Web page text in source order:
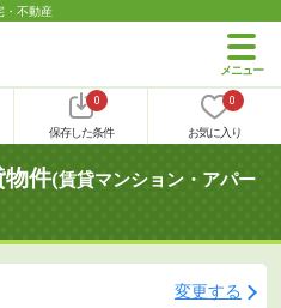
・不動産
0
保存した条件
0
お気に入り
物件(賃貸マンション・アパー
変更する